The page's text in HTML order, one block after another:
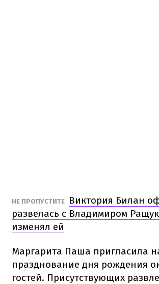
НЕ ПРОПУСТИТЕ
Виктория Билан
развелась с Владимиром
изменял ей
Маргарита Паша пригласила
празднование дня рождения
гостей. Присутствующих